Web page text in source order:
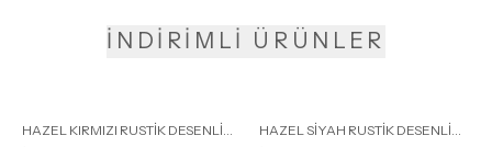
İNDİRİMLİ ÜRÜNLER
HAZEL KIRMIZI RUSTİK DESENLİ
HAZEL SİYAH RUSTİK DESENLİ